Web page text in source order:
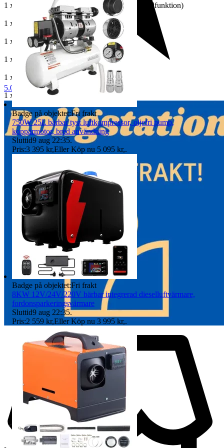
1 x LCD digital switch (med Bluetooth-kontrollfunktion)
1 x fjärrkontroll
1 x 10L bränsletank
1 x bränslepump
1 x bränslefilter
1 x luftfilter
1 x inloppsrör
1 x utloppsrör
1 x avgasrör
1 x fästplatta
1 x slang
1 x Vindhuvud
1 x T-kontakt
1 x bränslepumpklämma
1 x set monteringstillbehör
1 x bruksanvisning
5.0
Badge på objektet:Fri frakt
750W 25L bärbar tyst luftkompressor, oljefri pump,
kopparmotor, bred användning
Sluttid9 aug 22:35.
Pris:3 395 kr,Eller Köp nu 5 095 kr,.
Badge på objektet:Fri frakt
8KW 12V/24V/220V bärbar integrerad dieselluftvärmare,
fordonsparkeringsvärmare
Sluttid9 aug 22:35.
Pris:2 559 kr,Eller Köp nu 3 995 kr,.